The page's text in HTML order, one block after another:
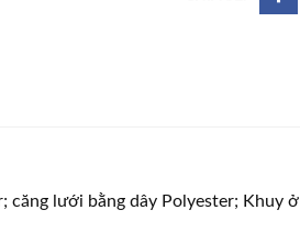
căng lưới bằng dây Polyester; Khuy ở